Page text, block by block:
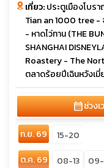
เที่ยว:ประตูเมืองโบร
Tian an 1000 tree -
- หาดไว่ทาน (THE
SHANGHAI
Roastery - The
ตลาดร้อยปีเฉินหวังเ
calendar_monthช่วงเ
ก.ย. 69
15-20
ต.ค. 69
08-13 09-